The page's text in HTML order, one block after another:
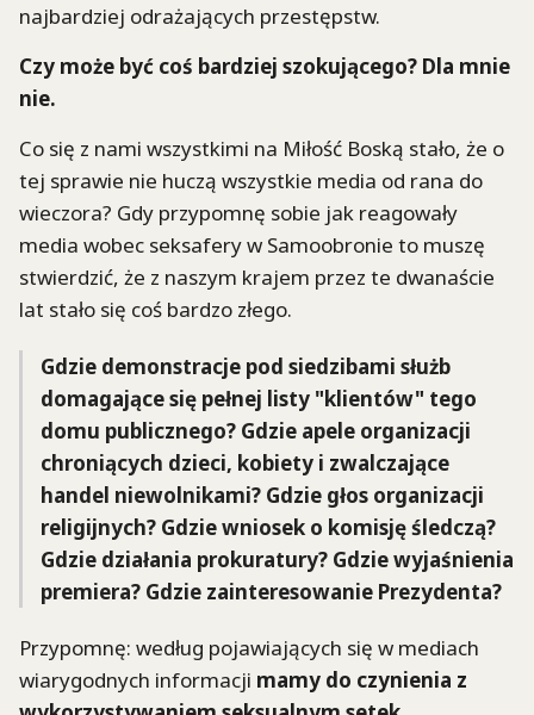
najbardziej odrażających przestępstw.
Czy może być coś bardziej szokującego? Dla mnie
nie.
Co się z nami wszystkimi na Miłość Boską stało, że o
tej sprawie nie huczą wszystkie media od rana do
wieczora? Gdy przypomnę sobie jak reagowały
media wobec seksafery w Samoobronie to muszę
stwierdzić, że z naszym krajem przez te dwanaście
lat stało się coś bardzo złego.
Gdzie demonstracje pod siedzibami służb
domagające się pełnej listy "klientów" tego
domu publicznego? Gdzie apele organizacji
chroniących dzieci, kobiety i zwalczające
handel niewolnikami? Gdzie głos organizacji
religijnych? Gdzie wniosek o komisję śledczą?
Gdzie działania prokuratury? Gdzie wyjaśnienia
premiera? Gdzie zainteresowanie Prezydenta?
Przypomnę: według pojawiających się w mediach
wiarygodnych informacji mamy do czynienia z